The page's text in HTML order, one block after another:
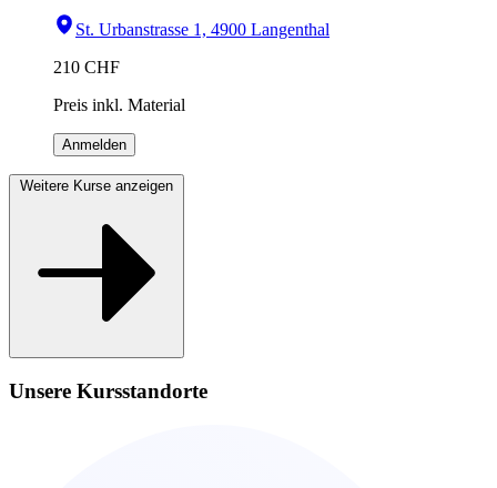
St. Urbanstrasse 1, 4900 Langenthal
210 CHF
Preis inkl. Material
Anmelden
Weitere Kurse anzeigen
Unsere Kursstandorte